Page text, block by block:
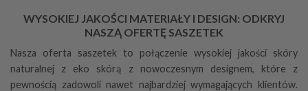
WYSOKIEJ JAKOŚCI MATERIAŁY I DESIGN: ODKRYJ
NASZĄ OFERTĘ SASZETEK
Nasza oferta saszetek to połączenie wysokiej jakości skóry
naturalnej z eko skórą z nowoczesnym designem, które z
pewnością zadowoli nawet najbardziej wymagających klientów.